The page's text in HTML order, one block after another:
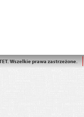
Wszelkie prawa zastrzeżone.